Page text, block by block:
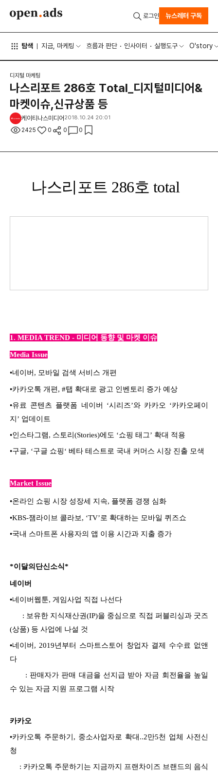
탐색 지금, 마케팅 흐름과 판단 인사이터 실행도구 O'story
로그인 뉴스레터 구독
디지털 마케팅
나스리포트 286호 Total_디지털미디어&
마켓이슈,신규상품 등
케이티나스미디어 2018.10.24 20:01
2425 0 0 0
나스리포트 286호 total
1. MEDIA TREND - 미디어 동향 및 마켓 이슈
Media Issue
•네이버, 모바일 검색 서비스 개편
•카카오톡 개편, #탭 확대로 광고 인벤토리 증가 예상
•유료 콘텐츠 플랫폼 네이버 ‘시리즈’와 카카오 ‘카카오페이
지’ 업데이트
•인스타그램, 스토리(Stories)에도 ‘쇼핑 태그’ 확대 적용
•구글, ‘구글 쇼핑‘ 베타 테스트로 국내 커머스 시장 진출 모색
Market Issue
•온라인 쇼핑 시장 성장세 지속, 플랫폼 경쟁 심화
•KBS-잼라이브 콜라보, ‘TV’로 확대하는 모바일 퀴즈쇼
•국내 스마트폰 사용자의 앱 이용 시간과 지출 증가
*이달의단신소식*
네이버
•네이버웹툰, 게임사업 직접 나선다
: 보유한 지식재산권(IP)을 중심으로 직접 퍼블리싱과 굿즈
(상품) 등 사업에 나설 것
•네이버, 2019년부터 스마트스토어 창업자 결제 수수료 없앤
다
: 판매자가 판매 대금을 선지급 받아 자금 회전율을 높일
수 있는 자금 지원 프로그램 시작
카카오
•카카오톡 주문하기, 중소사업자로 확대..2만5천 업체 사전신
청
: 카카오톡 주문하기는 지금까지 프랜차이즈 브랜드의 음식